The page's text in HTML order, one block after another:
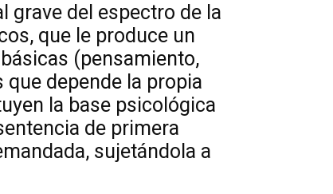
grave del espectro de la
que le produce un
(pensamiento,
depende la propia
la base psicológica
de primera
sujetándola a